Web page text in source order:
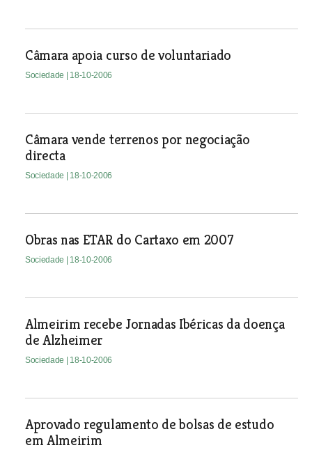
Câmara apoia curso de voluntariado
Sociedade | 18-10-2006
Câmara vende terrenos por negociação
directa
Sociedade | 18-10-2006
Obras nas ETAR do Cartaxo em 2007
Sociedade | 18-10-2006
Almeirim recebe Jornadas Ibéricas da doença
de Alzheimer
Sociedade | 18-10-2006
Aprovado regulamento de bolsas de estudo
em Almeirim